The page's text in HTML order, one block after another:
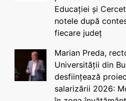
Educației și
notele după
fiecare județ
Marian Preda,
Universității din
desființează
salarizării 2026: